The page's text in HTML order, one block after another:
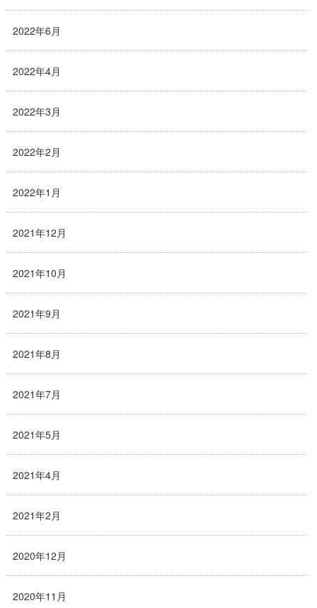
2022年6月
2022年4月
2022年3月
2022年2月
2022年1月
2021年12月
2021年10月
2021年9月
2021年8月
2021年7月
2021年5月
2021年4月
2021年2月
2020年12月
2020年11月